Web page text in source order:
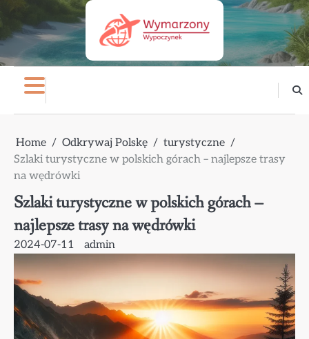
content
Home Odkrywaj Polskę
turystyczne
Szlaki turystyczne w polskich górach – najlepsze trasy
na wędrówki
Szlaki turystyczne w polskich górach –
najlepsze trasy na wędrówki
2024-07-11 admin